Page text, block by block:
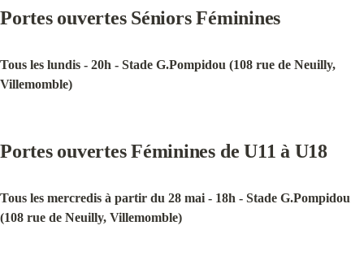
Portes ouvertes Séniors Féminines
Tous les lundis - 20h - Stade G.Pompidou (108 rue de Neuilly,
Villemomble)
Portes ouvertes Féminines de U11 à U18
Tous les mercredis à partir du 28 mai - 18h - Stade G.Pompidou
(108 rue de Neuilly, Villemomble)